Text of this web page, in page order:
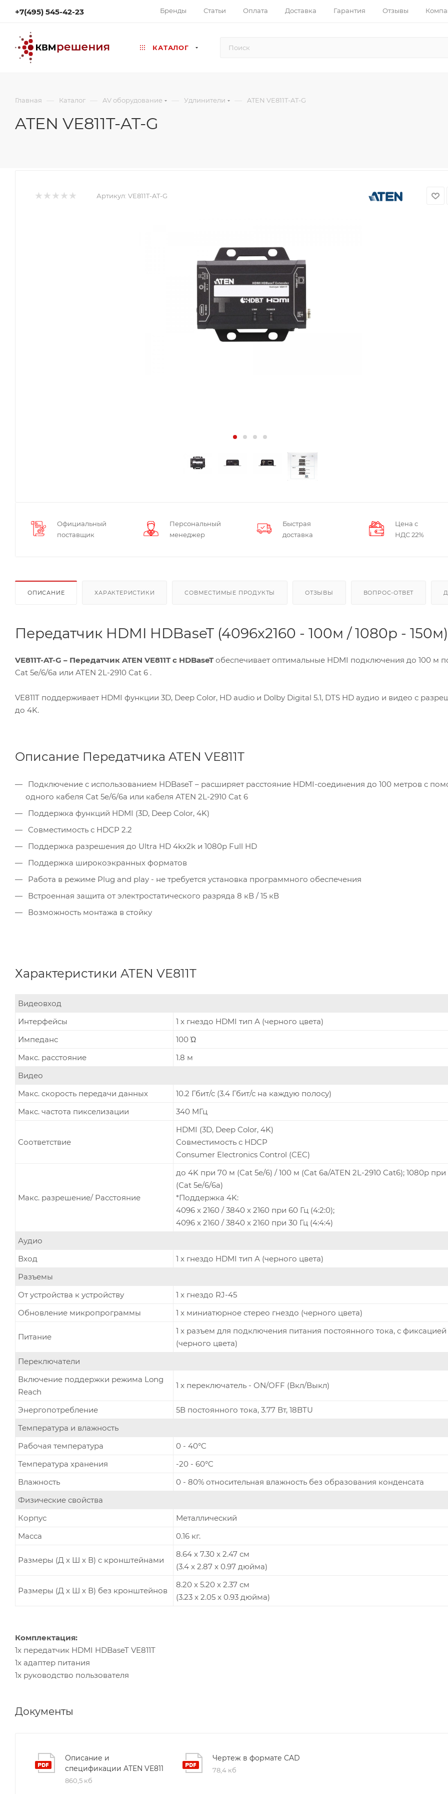
+7(495) 545-42-23 Бренды Статьи Оплата Доставка Гарантия Отзывы
КАТАЛОГ
Главная — Каталог — AV оборудование — Удлинители — ATEN VE811T-AT-G
ATEN VE811T-AT-G
Артикул: VE811T-AT-G
Официальный
поставщик
Персональный
менеджер
Быстрая
доставка
Цена с
НДС 22%
ОПИСАНИЕ ХАРАКТЕРИСТИКИ СОВМЕСТИМЫЕ ПРОДУКТЫ ОТЗЫВЫ ВОПРОС-ОТВЕТ
Передатчик HDMI HDBaseT (4096x2160 - 100м / 1080p - 150м)
VE811T-AT-G – Передатчик ATEN VE811T с HDBaseTобеспечивает оптимальные HDMI подключения до 100 м
Cat 5e/6/6a или ATEN 2L-2910 Cat 6 .
VE811T поддерживает HDMI функции 3D, Deep Color, HD audio и Dolby Digital 5.1, DTS HD аудио и видео с
до 4K.
Описание Передатчика ATEN VE811T
Подключение с использованием HDBaseT – расширяет расстояние HDMI-соединения до 100 метров с
одного кабеля Cat 5e/6/6a или кабеля ATEN 2L-2910 Cat 6
Поддержка функций HDMI (3D, Deep Color, 4K)
Совместимость с HDCP 2.2
Поддержка разрешения до Ultra HD 4kx2k и 1080p Full HD
Поддержка широкоэкранных форматов
Работа в режиме Plug and play - не требуется установка программного обеспечения
Встроенная защита от электростатического разряда 8 кВ / 15 кВ
Возможность монтажа в стойку
Характеристики ATEN VE811T
Видеовход
Интерфейсы
1 x гнездо HDMI тип А (черного цвета)
Импеданс
100 Ώ
Макс. расстояние
1.8 м
Видео
Макс. скорость передачи данных
10.2 Гбит/с (3.4 Гбит/с на каждую полосу)
Макс. частота пикселизации
340 MГц
Соответствие
HDMI (3D, Deep Color, 4K)
Совместимость с HDCP
Consumer Electronics Control (CEC)
Макс. разрешение/ Расстояние
до 4K при 70 м (Cat 5e/6) / 100 м (Cat 6a/ATEN 2L-2910 Cat6); 1080p при
(Cat 5e/6/6a)
*Поддержка 4K:
4096 x 2160 / 3840 x 2160 при 60 Гц (4:2:0);
4096 x 2160 / 3840 x 2160 при 30 Гц (4:4:4)
Аудио
Вход
1 x гнездо HDMI тип А (черного цвета)
Разъемы
От устройства к устройству
1 x гнездо RJ-45
Обновление микропрограммы
1 x миниатюрное стерео гнездо (черного цвета)
Питание
1 x разъем для подключения питания постоянного тока, с фиксацией
(черного цвета)
Переключатели
Включение поддержки режима Long
Reach
1 x переключатель - ON/OFF (Вкл/Выкл)
Энергопотребление
5В постоянного тока, 3.77 Вт, 18BTU
Температура и влажность
Рабочая температура
0 - 40°C
Температура хранения
-20 - 60°C
Влажность
0 - 80% относительная влажность без образования конденсата
Физические свойства
Корпус
Металлический
Масса
0.16 кг.
Размеры (Д х Ш х В) с кронштейнами
8.64 x 7.30 x 2.47 см
(3.4 x 2.87 x 0.97 дюйма)
Размеры (Д х Ш х В) без кронштейнов
8.20 x 5.20 x 2.37 см
(3.23 x 2.05 x 0.93 дюйма)
Комплектация:
1x передатчик HDMI HDBaseT VE811T
1x адаптер питания
1x руководство пользователя
Документы
Описание и
спецификации ATEN VE811
860,5 кб
Чертеж в формате CAD
78,4 кб